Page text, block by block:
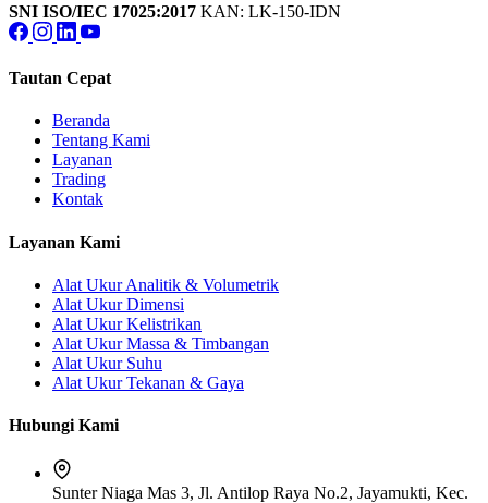
SNI ISO/IEC 17025:2017 KAN: LK-150-IDN
Tautan Cepat
Beranda
Tentang Kami
Layanan
Trading
Kontak
Layanan Kami
Alat Ukur Analitik & Volumetrik
Alat Ukur Dimensi
Alat Ukur Kelistrikan
Alat Ukur Massa & Timbangan
Alat Ukur Suhu
Alat Ukur Tekanan & Gaya
Hubungi Kami
Sunter Niaga Mas 3, Jl. Antilop Raya No.2, Jayamukti, Kec.